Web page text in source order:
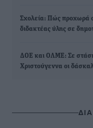
Σχολεία: Πώς προχωρά
διδακτέας ύλης σε
ΔΟΕ και ΟΛΜΕ: Σε
Χριστούγεννα οι